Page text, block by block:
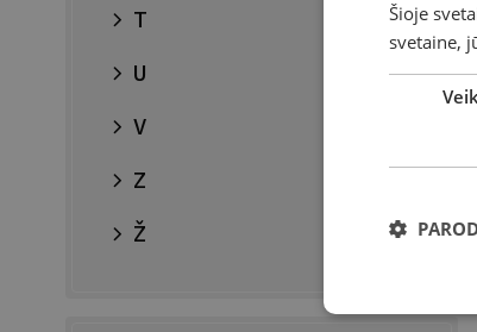
T
U
V
Z
Ž
Šioje
svetaine,